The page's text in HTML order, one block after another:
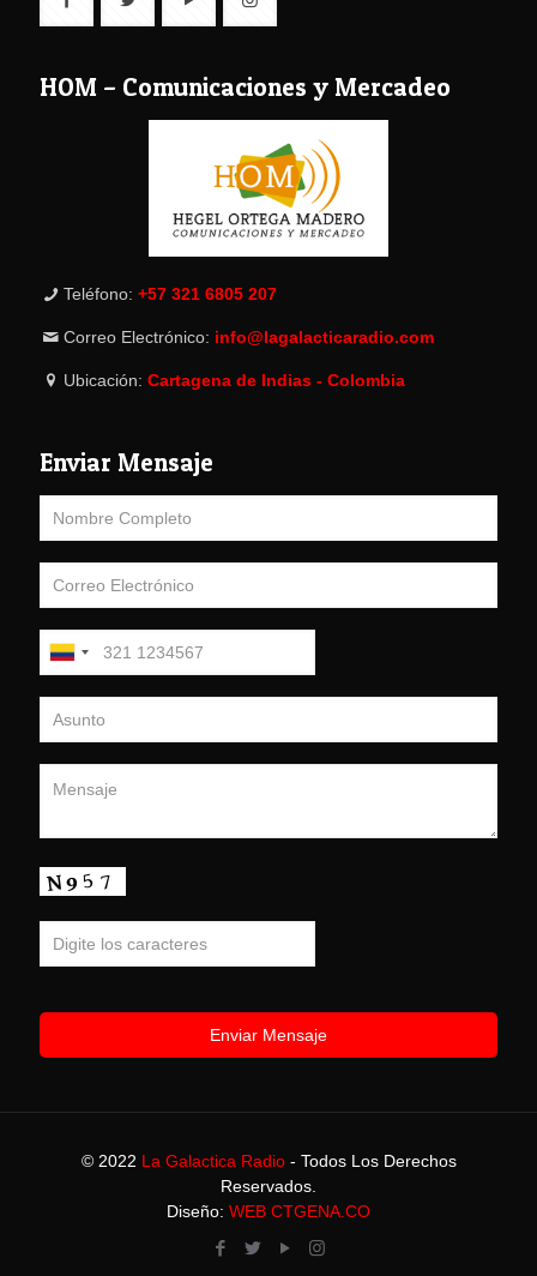
HOM – Comunicaciones y Mercadeo
Teléfono: +57 321 6805 207
Correo Electrónico: info@lagalacticaradio.com
Ubicación: Cartagena de Indias - Colombia
Enviar Mensaje
© 2022 La Galactica Radio- Todos Los Derechos
Reservados.
Diseño: WEB CTGENA.CO